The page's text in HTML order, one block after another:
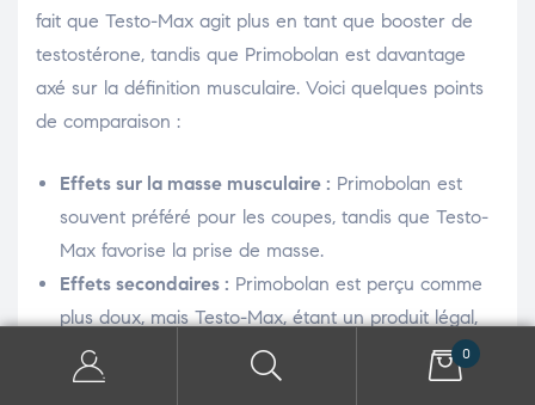
fait que Testo-Max agit plus en tant que booster de
testostérone, tandis que Primobolan est davantage
axé sur la définition musculaire. Voici quelques points
de comparaison :
Effets sur la masse musculaire : Primobolan est
souvent préféré pour les coupes, tandis que Testo-
Max favorise la prise de masse.
Effets secondaires : Primobolan est perçu comme
plus doux, mais Testo-Max, étant un produit légal,
ne présente pas les mêmes risques pour la santé.
Accessibilité :
Testo-Max est facilement disponible
0